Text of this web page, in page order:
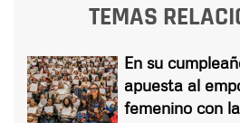
TEMAS
En su
apuesta al
femenino con